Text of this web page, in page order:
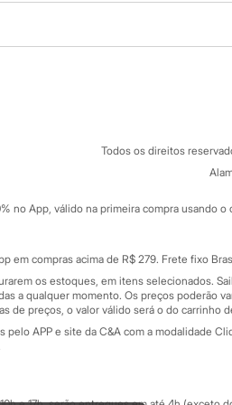
C&A Pay
Sobre o C&A
Governança
Educação
Todos os direitos
no App, válido na primeira compra usando
em compras acima de R$ 279. Frete fixo
os estoques, em itens selecionados.
a qualquer momento. Os preços poderão
de preços, o valor válido será o do carrinho
pelo APP e site da C&A com a modalidade